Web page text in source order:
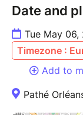
Date and
Tue May
Timezone :
Add to
Pathé